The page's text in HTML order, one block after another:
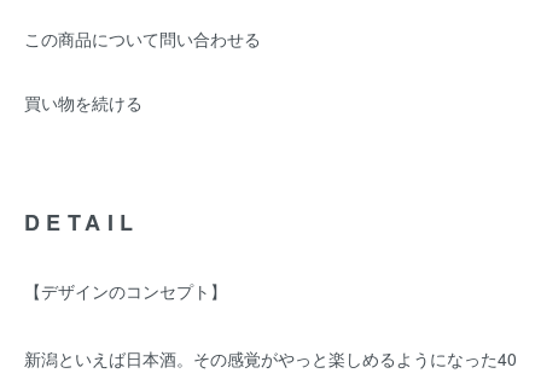
この商品について問い合わせる
買い物を続ける
DETAIL
【デザインのコンセプト】
新潟といえば日本酒。その感覚がやっと楽しめるようになった40